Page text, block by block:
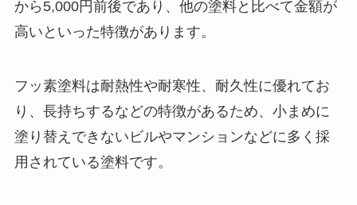
から5,000円前後であり、他の塗料と比べて金額が
高いといった特徴があります。
フッ素塗料は耐熱性や耐寒性、耐久性に優れてお
り、長持ちするなどの特徴があるため、小まめに
塗り替えできないビルやマンションなどに多く採
用されている塗料です。